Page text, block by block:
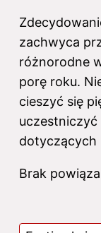
zachwyca
różnorodne
porę roku.
cieszyć się
dotyczących
Brak